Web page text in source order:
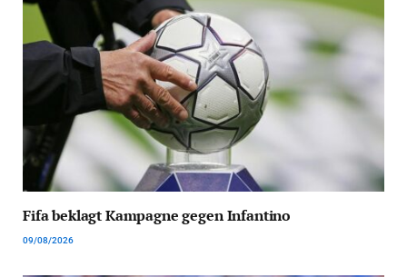
Fifa beklagt Kampagne gegen Infantino
09/08/2026